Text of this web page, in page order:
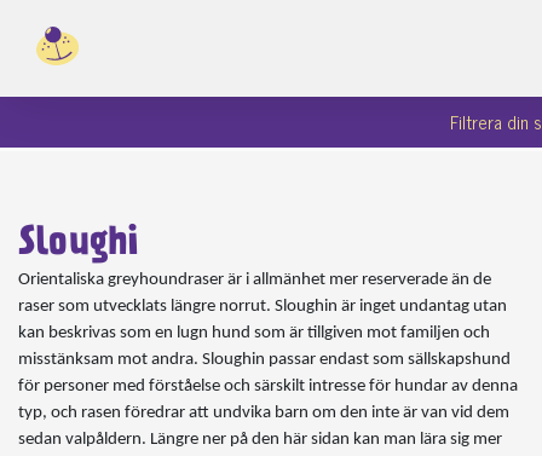
Filtrera din
Sloughi
Orientaliska greyhoundraser är i allmänhet mer reserverade än de
raser som utvecklats längre norrut. Sloughin är inget undantag utan
kan beskrivas som en lugn hund som är tillgiven mot familjen och
misstänksam mot andra. Sloughin passar endast som sällskapshund
för personer med förståelse och särskilt intresse för hundar av denna
typ, och rasen föredrar att undvika barn om den inte är van vid dem
sedan valpåldern. Längre ner på den här sidan kan man lära sig mer